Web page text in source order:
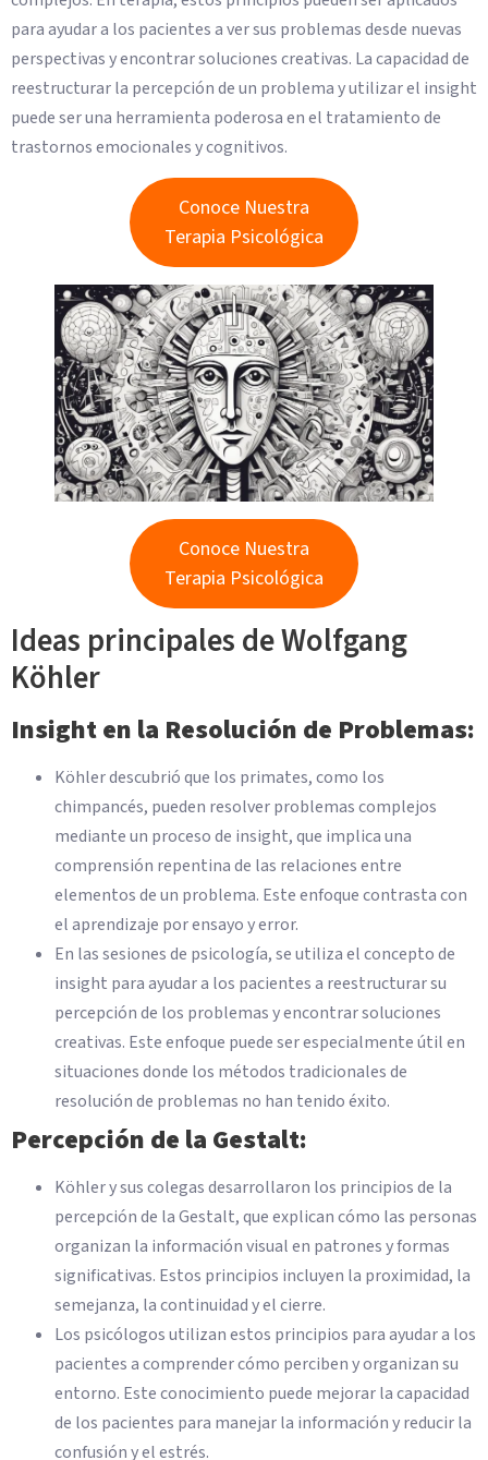
para ayudar a los pacientes a ver sus problemas desde nuevas
perspectivas y encontrar soluciones creativas. La capacidad de
reestructurar la percepción de un problema y utilizar el insight
puede ser una herramienta poderosa en el tratamiento de
trastornos emocionales y cognitivos.
Conoce Nuestra
Terapia Psicológica
Conoce Nuestra
Terapia Psicológica
Ideas principales de Wolfgang
Köhler
Insight en la Resolución de Problemas:
Köhler descubrió que los primates, como los
chimpancés, pueden resolver problemas complejos
mediante un proceso de insight, que implica una
comprensión repentina de las relaciones entre
elementos de un problema. Este enfoque contrasta con
el aprendizaje por ensayo y error.
En las sesiones de psicología, se utiliza el concepto de
insight para ayudar a los pacientes a reestructurar su
percepción de los problemas y encontrar soluciones
creativas. Este enfoque puede ser especialmente útil en
situaciones donde los métodos tradicionales de
resolución de problemas no han tenido éxito.
Percepción de la Gestalt:
Köhler y sus colegas desarrollaron los principios de la
percepción de la Gestalt, que explican cómo las personas
organizan la información visual en patrones y formas
significativas. Estos principios incluyen la proximidad, la
semejanza, la continuidad y el cierre.
Los psicólogos utilizan estos principios para ayudar a los
pacientes a comprender cómo perciben y organizan su
entorno. Este conocimiento puede mejorar la capacidad
de los pacientes para manejar la información y reducir la
confusión y el estrés.